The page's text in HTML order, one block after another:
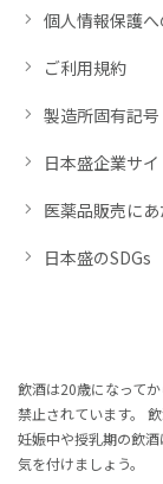
個人情報保護
ご利用規約
製造所固有記号
日本盛企業サイ
医薬品販売に
日本盛のSDGs
飲酒は20歳になって
禁止されています。
妊娠中や授乳期の飲酒
気を付けましょう。